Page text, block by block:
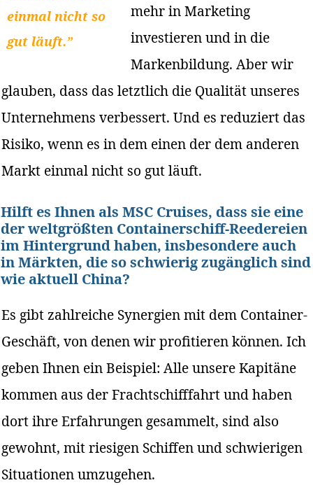
einmal nicht so
gut läuft.”
mehr in Marketing
investieren und in die
Markenbildung. Aber wir
glauben, dass das letztlich die Qualität unseres
Unternehmens verbessert. Und es reduziert das
Risiko, wenn es in dem einen der dem anderen
Markt einmal nicht so gut läuft.
Hilft es Ihnen als MSC Cruises, dass sie eine
der weltgrößten Containerschiff-Reedereien
im Hintergrund haben, insbesondere auch
in Märkten, die so schwierig zugänglich sind
wie aktuell China?
Es gibt zahlreiche Synergien mit dem Container-
Geschäft, von denen wir profitieren können. Ich
geben Ihnen ein Beispiel: Alle unsere Kapitäne
kommen aus der Frachtschifffahrt und haben
dort ihre Erfahrungen gesammelt, sind also
gewohnt, mit riesigen Schiffen und schwierigen
Situationen umzugehen.